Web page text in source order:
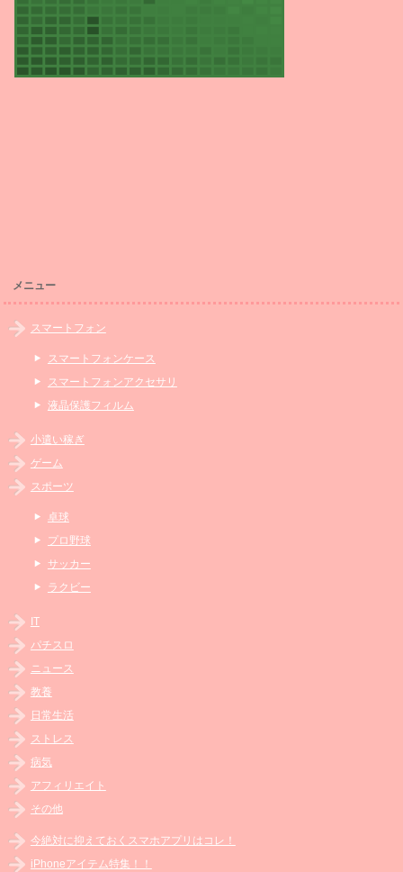
メニュー
スマートフォン
スマートフォンケース
スマートフォンアクセサリ
液晶保護フィルム
小遣い稼ぎ
ゲーム
スポーツ
卓球
プロ野球
サッカー
ラクビー
IT
パチスロ
ニュース
教養
日常生活
ストレス
病気
アフィリエイト
その他
今絶対に抑えておくスマホアプリはコレ！
iPhoneアイテム特集！！